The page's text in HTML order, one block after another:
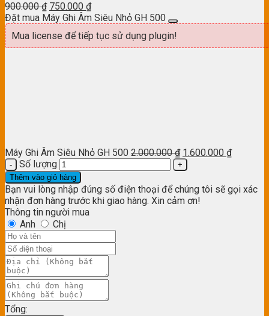
900.000₫ 750.000 ₫
Đặt mua Máy Ghi Âm Siêu Nhỏ GH 500
Mua license để tiếp tục sử dụng plugin!
Máy Ghi Âm Siêu Nhỏ GH 500 2.000.000₫ 1.600.000 ₫
Số lượng
Thêm vào giỏ hàng
Bạn vui lòng nhập đúng số điện thoại để chúng tôi sẽ gọi xác
nhận đơn hàng trước khi giao hàng. Xin cảm ơn!
Thông tin người mua
Anh
Chị
Tổng: